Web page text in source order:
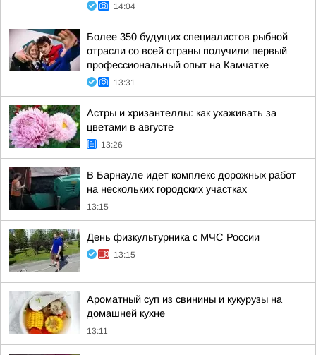
14:04
Более 350 будущих специалистов рыбной
отрасли со всей страны получили первый
профессиональный опыт на Камчатке
13:31
Астры и хризантеллы: как ухаживать за
цветами в августе
13:26
В Барнауле идет комплекс дорожных работ
на нескольких городских участках
13:15
День физкультурника с МЧС России
13:15
Ароматный суп из свинины и кукурузы на
домашней кухне
13:11